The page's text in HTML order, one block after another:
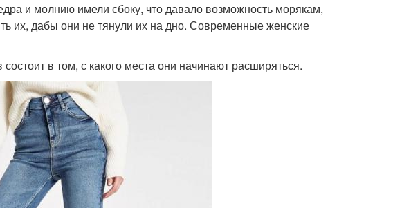
и молнию имели сбоку, что давало возможность морякам,
их, дабы они не тянули их на дно. Современные женские
в том, с какого места они начинают расширяться.